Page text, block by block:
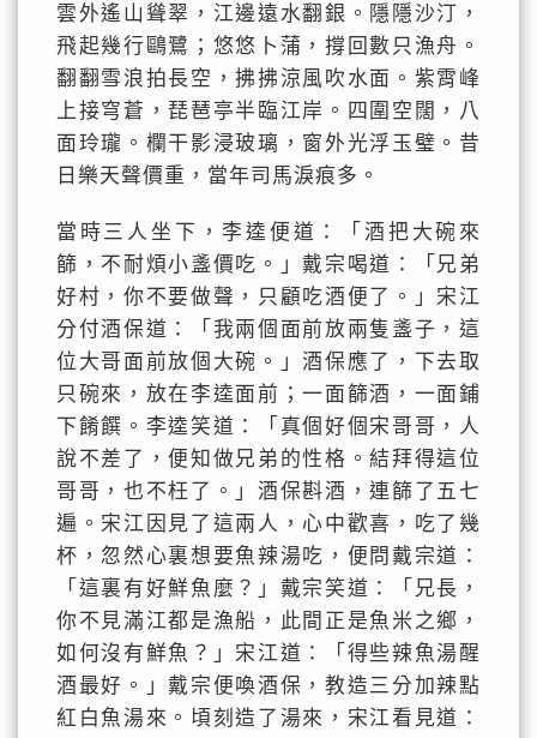
雲外遙山聳翠，江邊遠水翻銀。隱隱沙汀，
飛起幾行鷗鷺；悠悠卜蒲，撐回數只漁舟。
翻翻雪浪拍長空，拂拂涼風吹水面。紫霄峰
上接穹蒼，琵琶亭半臨江岸。四圍空闊，八
面玲瓏。欄干影浸玻璃，窗外光浮玉璧。昔
日樂天聲價重，當年司馬淚痕多。
當時三人坐下，李逵便道：「酒把大碗來
篩，不耐煩小盞價吃。」戴宗喝道：「兄弟
好村，你不要做聲，只顧吃酒便了。」宋江
分付酒保道：「我兩個面前放兩隻盞子，這
位大哥面前放個大碗。」酒保應了，下去取
只碗來，放在李逵面前；一面篩酒，一面鋪
下餚饌。李逵笑道：「真個好個宋哥哥，人
說不差了，便知做兄弟的性格。結拜得這位
哥哥，也不枉了。」酒保斟酒，連篩了五七
遍。宋江因見了這兩人，心中歡喜，吃了幾
杯，忽然心裏想要魚辣湯吃，便問戴宗道：
「這裏有好鮮魚麼？」戴宗笑道：「兄長，
你不見滿江都是漁船，此間正是魚米之鄉，
如何沒有鮮魚？」宋江道：「得些辣魚湯醒
酒最好。」戴宗便喚酒保，教造三分加辣點
紅白魚湯來。頃刻造了湯來，宋江看見道：